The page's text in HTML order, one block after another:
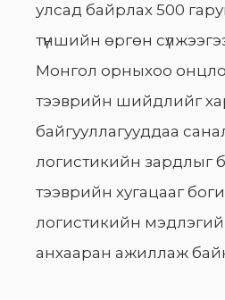
улсад байрлах 500
түншийн өргөн
Монгол орныхоо
тээврийн шийдлийг
байгууллагууддаа
логистикийн зардлыг
тээврийн хугацааг
логистикийн мэдлэгийг
анхааран ажиллаж